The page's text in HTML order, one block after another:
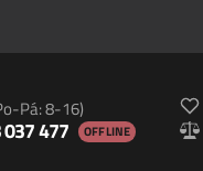
Pá: 8-16)
477 OFFLINE